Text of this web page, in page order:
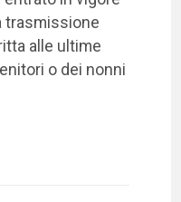
trasmissione
alle ultime
o dei nonni